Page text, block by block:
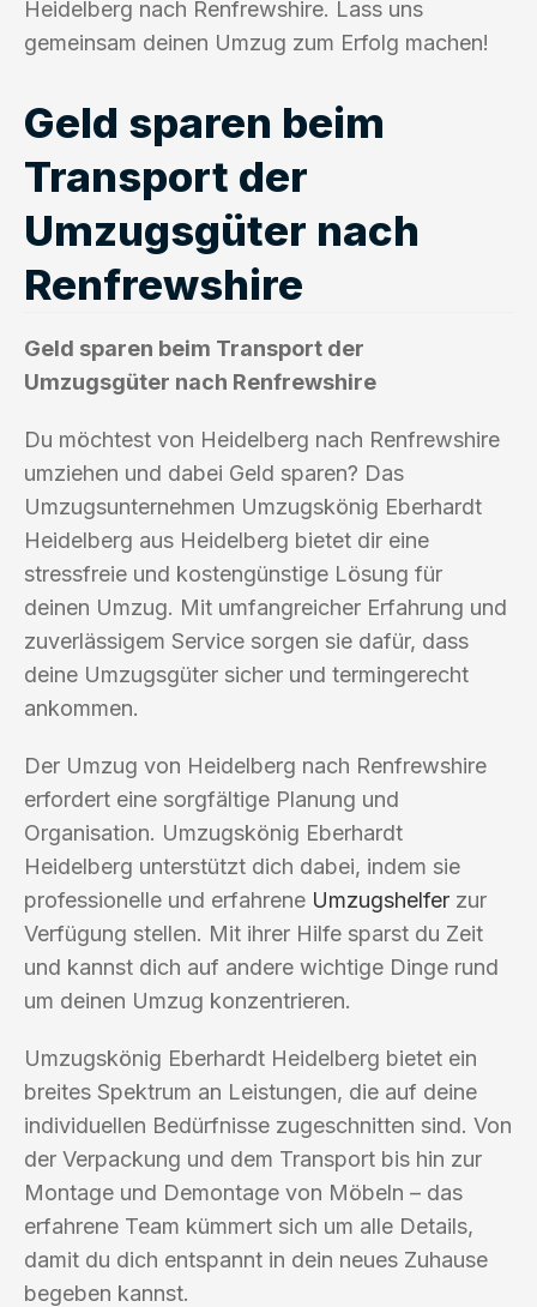
Heidelberg nach Renfrewshire. Lass uns
gemeinsam deinen Umzug zum Erfolg machen!
Geld sparen beim
Transport der
Umzugsgüter nach
Renfrewshire
Geld sparen beim Transport der
Umzugsgüter nach Renfrewshire
Du möchtest von Heidelberg nach Renfrewshire
umziehen und dabei Geld sparen? Das
Umzugsunternehmen Umzugskönig Eberhardt
Heidelberg aus Heidelberg bietet dir eine
stressfreie und kostengünstige Lösung für
deinen Umzug. Mit umfangreicher Erfahrung und
zuverlässigem Service sorgen sie dafür, dass
deine Umzugsgüter sicher und termingerecht
ankommen.
Der Umzug von Heidelberg nach Renfrewshire
erfordert eine sorgfältige Planung und
Organisation. Umzugskönig Eberhardt
Heidelberg unterstützt dich dabei, indem sie
professionelle und erfahrene Umzugshelfer zur
Verfügung stellen. Mit ihrer Hilfe sparst du Zeit
und kannst dich auf andere wichtige Dinge rund
um deinen Umzug konzentrieren.
Umzugskönig Eberhardt Heidelberg bietet ein
breites Spektrum an Leistungen, die auf deine
individuellen Bedürfnisse zugeschnitten sind. Von
der Verpackung und dem Transport bis hin zur
Montage und Demontage von Möbeln – das
erfahrene Team kümmert sich um alle Details,
damit du dich entspannt in dein neues Zuhause
begeben kannst.